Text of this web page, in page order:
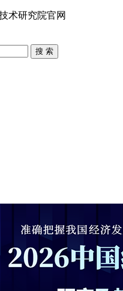
术研究院官网
搜 索